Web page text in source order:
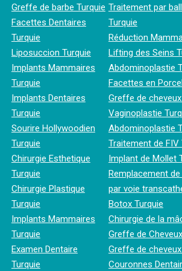
Greffe de barbe Turquie
Facettes Dentaires
Turquie
Liposuccion Turquie
Implants Mammaires
Turquie
Implants Dentaires
Turquie
Sourire Hollywoodien
Turquie
Chirurgie Esthetique
Turquie
Chirurgie Plastique
Turquie
Implants Mammaires
Turquie
Examen Dentaire
Turquie
Traitement par
Turquie
Réduction
Lifting des Seins
Abdominoplastie
Facettes en
Greffe de cheveux
Vaginoplastie
Abdominoplastie
Traitement de FIV
Implant de Mollet
Remplacement
par voie
Botox Turquie
Chirurgie de la
Greffe de
Greffe de
Couronnes